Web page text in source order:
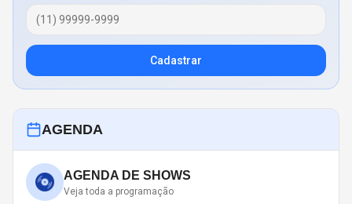
Cadastrar
AGENDA
AGENDA DE SHOWS
Veja toda a programação